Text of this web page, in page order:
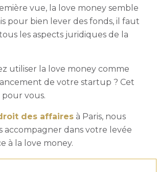
vue, la love money semble
pour bien lever des fonds, il faut
les aspects juridiques de la
utiliser la love money comme
de votre startup ? Cet
vous.
des affairesà Paris, nous
accompagner dans votre levée
à la love money.